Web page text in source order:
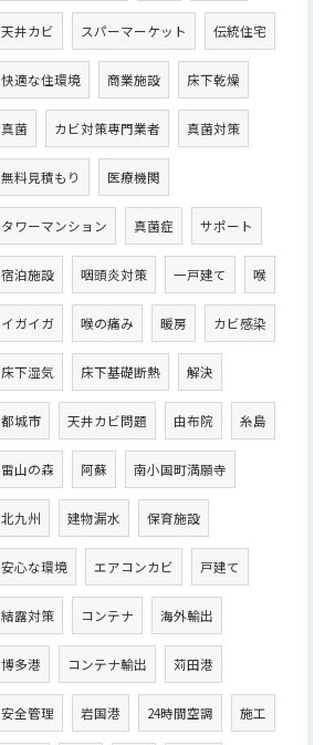
天井カビ スパーマーケット 伝統住宅
快適な住環境 商業施設 床下乾燥
真菌 カビ対策専門業者 真菌対策
無料見積もり 医療機関
タワーマンション 真菌症 サポート
宿泊施設 咽頭炎対策 一戸建て 喉
イガイガ 喉の痛み 暖房 カビ感染
床下湿気 床下基礎断熱 解決
都城市 天井カビ問題 由布院 糸島
雷山の森 阿蘇 南小国町満願寺
北九州 建物漏水 保育施設
安心な環境 エアコンカビ 戸建て
結露対策 コンテナ 海外輸出
博多港 コンテナ輸出 苅田港
安全管理 岩国港 24時間空調 施工